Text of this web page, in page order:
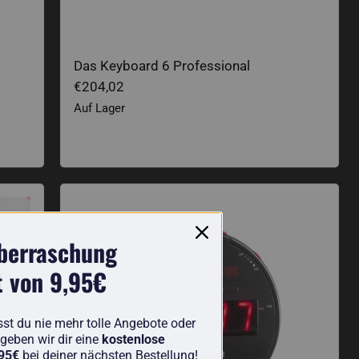
Das Keyboard 6 Professional
€204,02
Auf Lager
von 9,95€
du nie mehr tolle Angebote oder
wir dir eine kostenlose
bei deiner nächsten Bestellung!